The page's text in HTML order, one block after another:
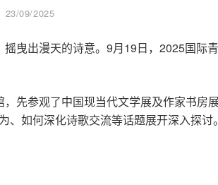
23/09/2025
曳出漫天的诗意。9月19日，2025国
先参观了中国现当代文学展及作家书房
如何深化诗歌交流等话题展开深入探